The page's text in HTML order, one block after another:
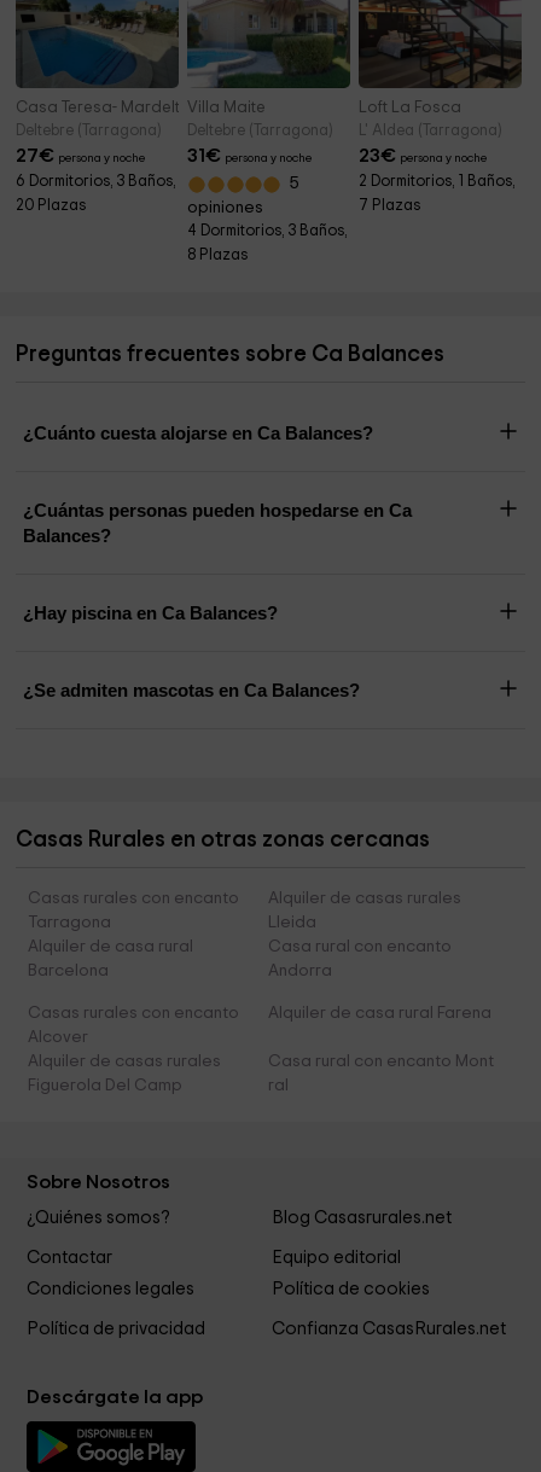
Casa Teresa- Mardelta
Deltebre (Tarragona)
27€ persona y noche
6 Dormitorios, 3 Baños,
20 Plazas
Villa Maite
Deltebre (Tarragona)
31€ persona y noche
5
opiniones
4 Dormitorios, 3 Baños,
8 Plazas
Loft La Fosca
L' Aldea (Tarragona)
23€ persona y noche
2 Dormitorios, 1 Baños,
7 Plazas
Preguntas frecuentes sobre Ca Balances
¿Cuánto cuesta alojarse en Ca Balances?
¿Cuántas personas pueden hospedarse en Ca
Balances?
¿Hay piscina en Ca Balances?
¿Se admiten mascotas en Ca Balances?
Casas Rurales en otras zonas cercanas
Casas rurales con encanto
Tarragona
Alquiler de casas rurales
Lleida
Alquiler de casa rural
Barcelona
Casa rural con encanto
Andorra
Casas rurales con encanto
Alcover
Alquiler de casa rural Farena
Alquiler de casas rurales
Figuerola Del Camp
Casa rural con encanto Mont
ral
Sobre Nosotros
¿Quiénes somos? Blog Casasrurales.net
Contactar
Equipo editorial
Condiciones legales
Política de cookies
Política de privacidad Confianza CasasRurales.net
Descárgate la app